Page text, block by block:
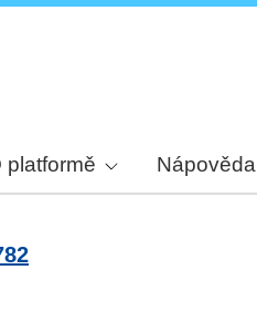
platformě Nápověda